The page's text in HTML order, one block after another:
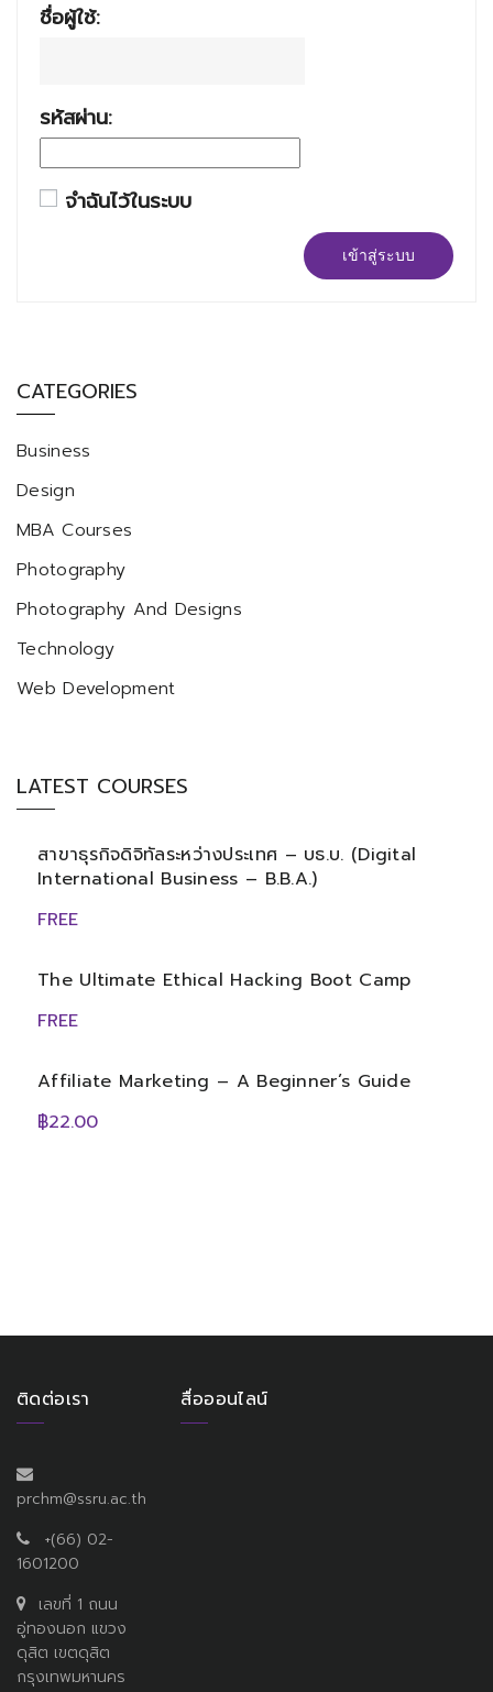
ชื่อผู้ใช้:
รหัสผ่าน:
จำฉันไว้ในระบบ
เข้าสู่ระบบ
CATEGORIES
Business
Design
MBA Courses
Photography
Photography And Designs
Technology
Web Development
LATEST COURSES
สาขาธุรกิจดิจิทัลระหว่างประเทศ – บธ.บ. (Digital
International Business – B.B.A.)
FREE
The Ultimate Ethical Hacking Boot Camp
FREE
Affiliate Marketing – A Beginner’s Guide
฿22.00
ติดต่อเรา
prchm@ssru.ac.th
+(66) 02-
1601200
เลขที่ 1 ถนน
อู่ทองนอก แขวง
ดุสิต เขตดุสิต
กรุงเทพมหานคร
สื่อออนไลน์